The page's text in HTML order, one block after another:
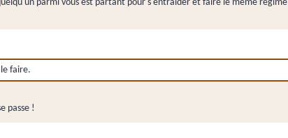
parmi vous est partant pour s'entraider et faire le même régime
faire.
passe !